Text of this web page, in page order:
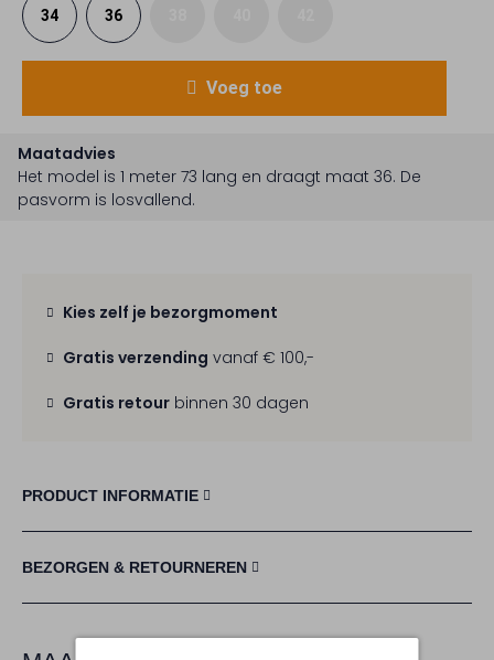
34 36
Voeg toe
Maatadvies
Het model is 1 meter 73 lang en draagt maat 36. De
pasvorm is losvallend.
Kies zelf je bezorgmoment
Gratis verzending vanaf € 100,-
Gratis retour binnen 30 dagen
PRODUCT INFORMATIE
BEZORGEN & RETOURNEREN